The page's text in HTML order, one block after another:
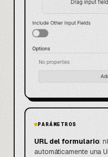
PARÁMETROS
URL del formulario:
automáticamente una